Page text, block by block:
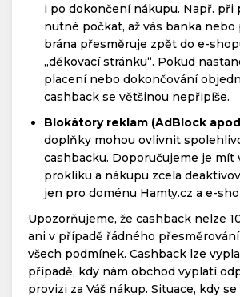
i po dokončení nákupu. Např. při
nutné počkat, až vás banka
brána přesměruje zpět do e-
„děkovací stránku“. Pokud
placení nebo dokončování
cashback se většinou nepřipíše.
Blokátory reklam (AdBlock
doplňky mohou ovlivnit
cashbacku. Doporučujeme je mít
prokliku a nákupu zcela
jen pro doménu Hamty.cz a e-
Upozorňujeme, že cashback nelze
ani v případě řádného
všech podmínek. Cashback lze
případě, kdy nám obchod vyplatí
provizi za Váš nákup. Situace, kdy